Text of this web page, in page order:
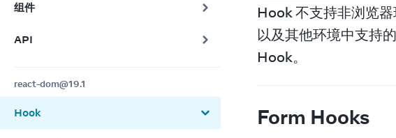
组件
API
react-dom@19.1
Hook
Hook 不支持非浏览
以及其他环境中支持
Hook。
Form Hooks